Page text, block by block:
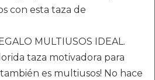
con esta taza de
MULTIUSOS IDEAL.
taza motivadora para
es multiusos! No hace